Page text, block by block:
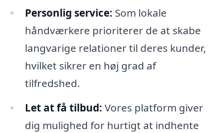
Personlig service: Som lokale
håndværkere prioriterer de at skabe
langvarige relationer til deres kunder,
hvilket sikrer en høj grad af
tilfredshed.
Let at få tilbud: Vores platform giver
dig mulighed for hurtigt at indhente